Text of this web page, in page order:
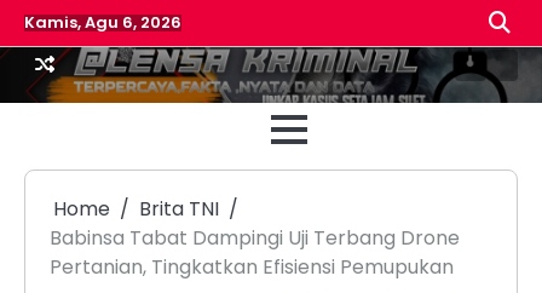
Skip
to
content
Kamis, Agu 6, 2026
Beranda
Home
Brita TNI
Babinsa Tabat Dampingi Uji Terbang Drone
Pertanian, Tingkatkan Efisiensi Pemupukan